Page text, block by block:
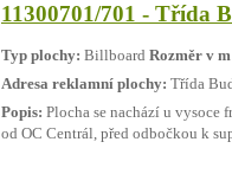
11300701/701 - Třída
Typ plochy: Billboard Rozměr v
Adresa reklamní plochy: Třída
Popis: Plocha se nachází u vysoce
od OC Centrál, před odbočkou k